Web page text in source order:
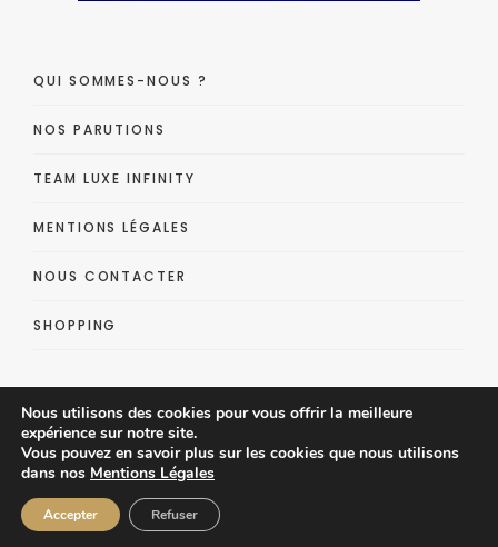
QUI SOMMES-NOUS ?
NOS PARUTIONS
TEAM LUXE INFINITY
MENTIONS LÉGALES
NOUS CONTACTER
SHOPPING
Luxe Infinity - Lifestyle Luxe Magazine
Nous utilisons des cookies pour vous offrir la meilleure
expérience sur notre site.
Vous pouvez en savoir plus sur les cookies que nous utilisons
dans nos Mentions Légales
Accepter Refuser